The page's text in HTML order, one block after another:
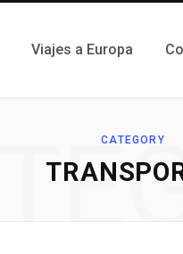
Viajes a Europa
CATEGORY